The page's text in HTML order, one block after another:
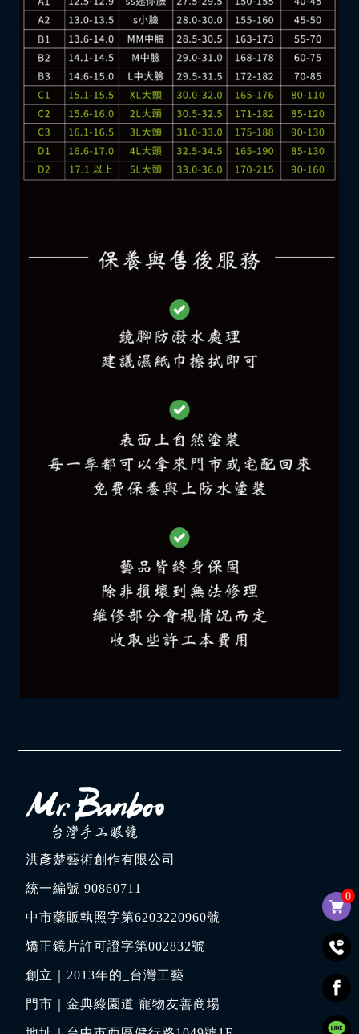
0
洪彥楚藝術創作有限公司
統一編號 90860711
中市藥販執照字第6203220960號
矯正鏡片許可證字第002832號
創立｜2013年的_台灣工藝
門市｜金典綠園道 寵物友善商場